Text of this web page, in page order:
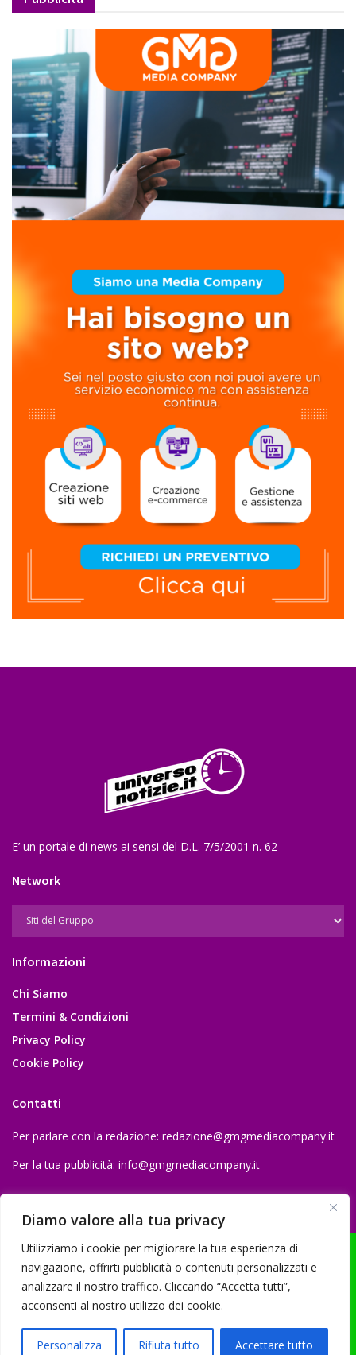
Diamo valore alla tua privacy
Utilizziamo i cookie per migliorare la tua esperienza di
navigazione, offrirti pubblicità o contenuti personalizzati e
analizzare il nostro traffico. Cliccando “Accetta tutti”,
acconsenti al nostro utilizzo dei cookie.
Personalizza Rifiuta tutto Accettare tutto
E’ un portale di news ai sensi del D.L. 7/5/2001 n. 62
Network
Informazioni
Chi Siamo
Termini & Condizioni
Privacy Policy
Cookie Policy
Contatti
Per parlare con la redazione: redazione@gmgmediacompany.it
Per la tua pubblicità: info@gmgmediacompany.it
03234710642 | C.F: MSSGLC89D15L483O | REA: AV - 313130 | Domicilio
digitale: gmgmediacompany@pec.it